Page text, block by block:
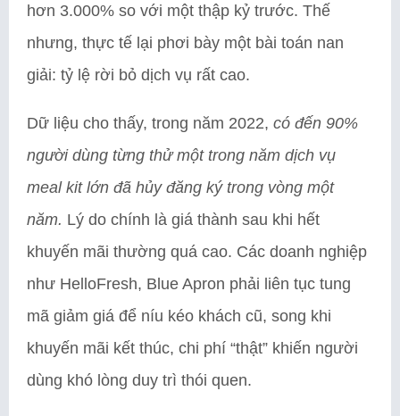
hơn 3.000% so với một thập kỷ trước. Thế
nhưng, thực tế lại phơi bày một bài toán nan
giải: tỷ lệ rời bỏ dịch vụ rất cao.
Dữ liệu cho thấy, trong năm 2022, có đến 90%
người dùng từng thử một trong năm dịch vụ
meal kit lớn đã hủy đăng ký trong vòng một
năm. Lý do chính là giá thành sau khi hết
khuyến mãi thường quá cao. Các doanh nghiệp
như HelloFresh, Blue Apron phải liên tục tung
mã giảm giá để níu kéo khách cũ, song khi
khuyến mãi kết thúc, chi phí “thật” khiến người
dùng khó lòng duy trì thói quen.